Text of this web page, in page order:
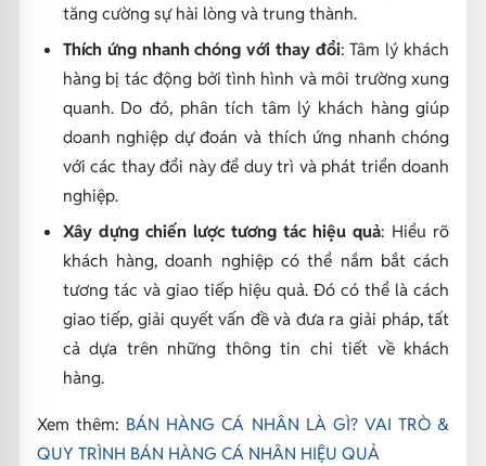
tăng cường sự hài lòng và trung thành.
Thích ứng nhanh chóng với thay đổi: Tâm lý khách
hàng bị tác động bởi tình hình và môi trường xung
quanh. Do đó, phân tích tâm lý khách hàng giúp
doanh nghiệp dự đoán và thích ứng nhanh chóng
với các thay đổi này để duy trì và phát triển doanh
nghiệp.
Xây dựng chiến lược tương tác hiệu quả: Hiểu rõ
khách hàng, doanh nghiệp có thể nắm bắt cách
tương tác và giao tiếp hiệu quả. Đó có thể là cách
giao tiếp, giải quyết vấn đề và đưa ra giải pháp, tất
cả dựa trên những thông tin chi tiết về khách
hàng.
Xem thêm: BÁN HÀNG CÁ NHÂN LÀ GÌ? VAI TRÒ &
QUY TRÌNH BÁN HÀNG CÁ NHÂN HIỆU QUẢ